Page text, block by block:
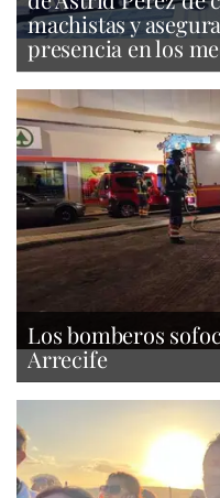
machistas y
presencia en los
Los bomberos
Arrecife